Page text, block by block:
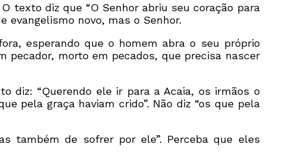
texto diz que “O Senhor abriu seu coração para
evangelismo novo, mas o Senhor.
esperando que o homem abra o seu próprio
pecador, morto em pecados, que precisa nascer
diz: “Querendo ele ir para a Acaia, os irmãos o
pela graça haviam crido”. Não diz “os que pela
também de sofrer por ele”. Perceba que eles